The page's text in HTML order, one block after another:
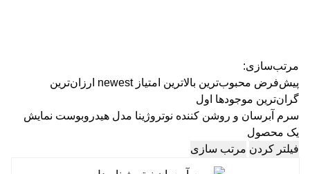
مرتب‌سازی:
پیش‌فرض محبوب‌ترین بالاترین امتیاز newest ارزان‌ترین
گران‌ترین موجودها اول
سرم آبرسان و روشن کننده نوتروژینا مدل هیدروبوست نمایش
یک محصول
فیلتر کردن مرتب سازی